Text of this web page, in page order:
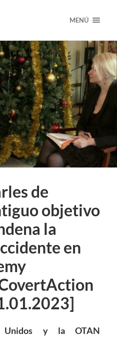
MENÚ
de
objetivo
la
en
Unidos y la OTAN